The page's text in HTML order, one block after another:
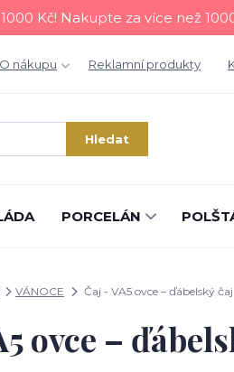
Kč! Nakupte za více než
O nákupu Reklamní produkty
Hledat
PORCELÁN
VÁNOCE Čaj - VA5 ovce – ďábelský čaj
ovce –